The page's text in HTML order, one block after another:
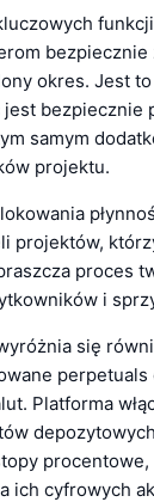
bezpiecznie
okres. Jest
jest bezpiecznie
samym
projektu.
projektów,
proces
i
się
Platforma
ich cyfrowych